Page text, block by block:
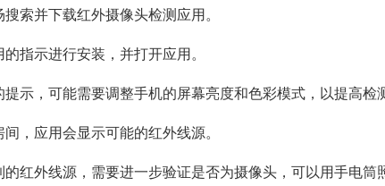
搜索并下载红外摄像头检测应用。
的指示进行安装，并打开应用。
提示，可能需要调整手机的屏幕亮度和色彩模式，以提高检
间，应用会显示可能的红外线源。
红外线源，需要进一步验证是否为摄像头，可以用手电筒